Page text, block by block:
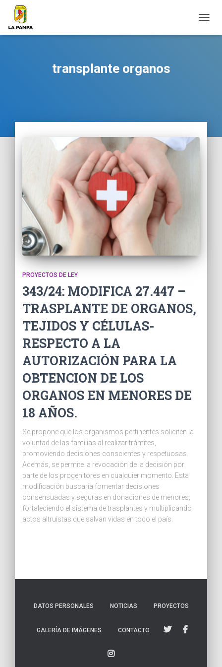
MODO
transplante organos
PROYECTOS DE LEY
343/24: MODIFICA 27.447 –
TRASPLANTE DE ORGANOS,
TEJIDOS Y CÉLULAS-
RESPECTO A LA
AUTORIZACIÓN PARA LA
OBTENCION DE LOS
ORGANOS EN MENORES DE
18 AÑOS.
Se propone que los organismos pertinentes soliciten la
voluntad de las familias al realizar trámites,
promoviendo decisiones conscientes y respetuosas.
Además, se permite la revocación de la decisión por
parte de los progenitores en cualquier momento. Esta
modificación buscaría fomentar decisiones
consensuadas y seguras en donaciones de menores,
fortaleciendo el sistema de trasplantes y multiplicando
actos altruistas que salvan vidas en todo el país.
DATOS PERSONALES NOTICIAS PROYECTOS
GALERÍA DE IMÁGENES CONTACTO